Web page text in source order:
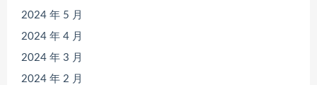
2024 年 5 月
2024 年 4 月
2024 年 3 月
2024 年 2 月